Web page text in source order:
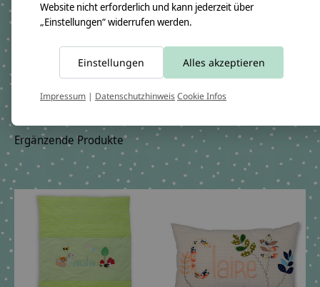
geeignet.
Angaben zum Hersteller:
Sülzburgstraße 108
info@crepes-suzette.net
+49 221 2616939
Ergänzende Produkte
Carousel items
Website nicht erforderlich und kann jederzeit über
„Einstellungen“ widerrufen werden.
Einstellungen Alles akzeptieren
Impressum | DatenschutzhinweisCookie Infos